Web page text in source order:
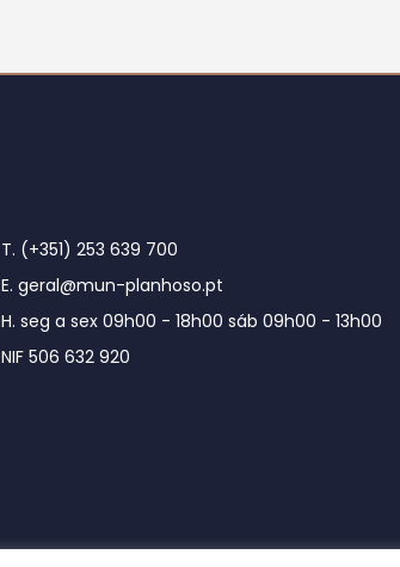
T. (+351) 253 639 700
E. geral@mun-planhoso.pt
H. seg a sex 09h00 - 18h00 sáb 09h00 - 13h00
NIF 506 632 920